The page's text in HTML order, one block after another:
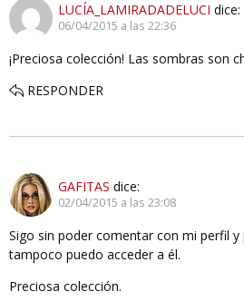
LUCÍA_LAMIRADADELUCI dice:
06/04/2015 a las 22:36
¡Preciosa colección! Las sombras son
RESPONDER
GAFITAS dice:
02/04/2015 a las 23:08
Sigo sin poder comentar con mi perfil
tampoco puedo acceder a él.
Preciosa colección.